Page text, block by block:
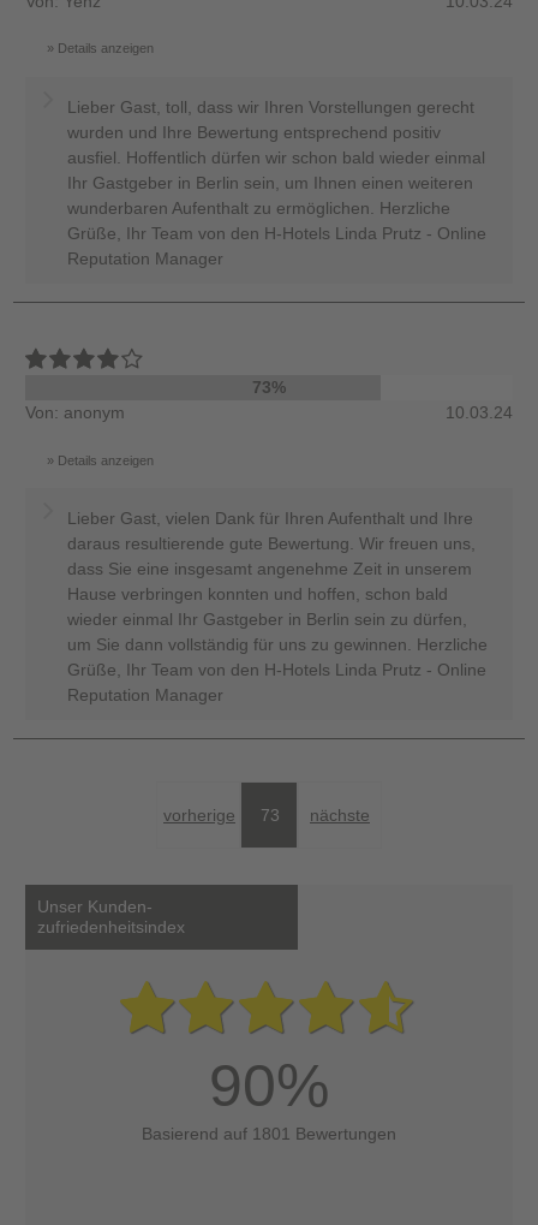
Details anzeigen
Lieber Gast, toll, dass wir Ihren Vorstellungen gerecht
wurden und Ihre Bewertung entsprechend positiv
ausfiel. Hoffentlich dürfen wir schon bald wieder einmal
Ihr Gastgeber in Berlin sein, um Ihnen einen weiteren
wunderbaren Aufenthalt zu ermöglichen. Herzliche
Grüße, Ihr Team von den H-Hotels Linda Prutz - Online
Reputation Manager
73%
Von: anonym
10.03.24
Details anzeigen
Lieber Gast, vielen Dank für Ihren Aufenthalt und Ihre
daraus resultierende gute Bewertung. Wir freuen uns,
dass Sie eine insgesamt angenehme Zeit in unserem
Hause verbringen konnten und hoffen, schon bald
wieder einmal Ihr Gastgeber in Berlin sein zu dürfen,
um Sie dann vollständig für uns zu gewinnen. Herzliche
Grüße, Ihr Team von den H-Hotels Linda Prutz - Online
Reputation Manager
vorherige 73 nächste
Unser Kunden-
zufriedenheitsindex
90%
Basierend auf 1801 Bewertungen